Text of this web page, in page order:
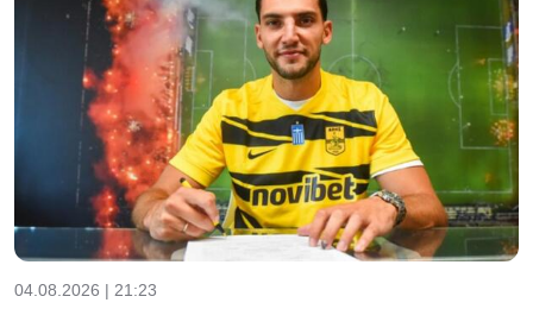
04.08.2026 | 21:23